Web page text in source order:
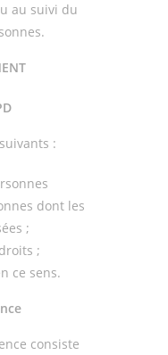
au suivi du
:
dont les
;
;
ce sens.
consiste